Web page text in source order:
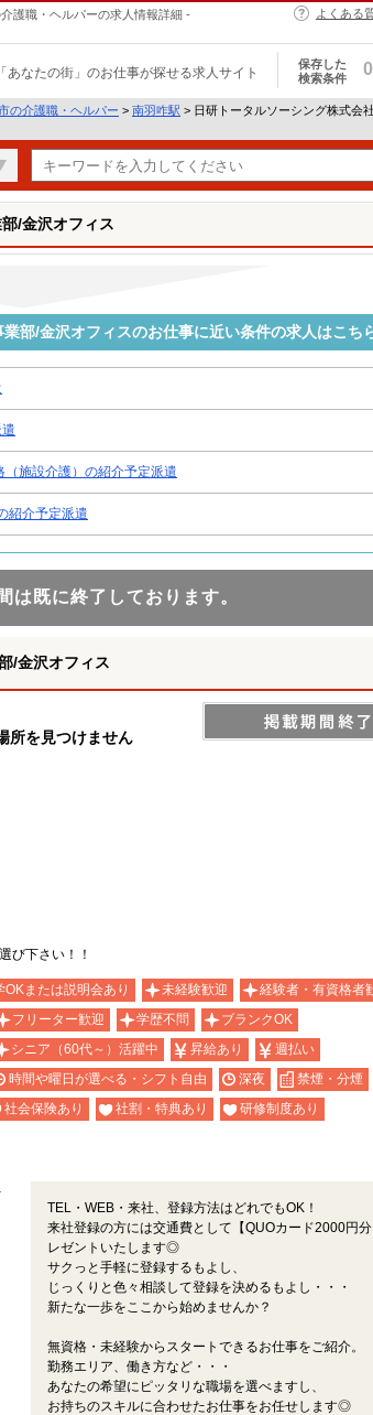
護職・ヘルパーの求人情報詳細 -
よくある
「あなたの街」のお仕事が探せる求人サイト
保存した
検索条件
0
の介護職・ヘルパー > 南羽咋駅 > 日研トータルソーシング株式会
/金沢オフィス
部/金沢オフィスのお仕事に近い条件の求人はこち
施設介護）の紹介予定派遣
紹介予定派遣
は既に終了しております。
/金沢オフィス
所を見つけません
び下さい！！
OKまたは説明会あり 未経験歓迎
経験者・有資格者
フリーター歓迎 学歴不問
ブランクOK
シニア（60代～）活躍中 昇給あり
週払い
時間や曜日が選べる・シフト自由 深夜
禁煙・分煙
社会保険あり 社割・特典あり
研修制度あり
TEL・WEB・来社、登録方法はどれでもOK！
来社登録の方には交通費として【QUOカード2000円
レゼントいたします◎
サクっと手軽に登録するもよし、
じっくりと色々相談して登録を決めるもよし・・・
新たな一歩をここから始めませんか？
無資格・未経験からスタートできるお仕事をご紹介。
勤務エリア、働き方など・・・
あなたの希望にピッタリな職場を選べますし、
お持ちのスキルに合わせたお仕事をお任せします◎